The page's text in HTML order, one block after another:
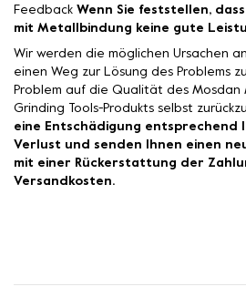
Feedback Wenn Sie feststellen,
mit Metallbindung keine gute
Wir werden die möglichen Ursachen
einen Weg zur Lösung des Problems
Problem auf die Qualität des Mosdan
Grinding Tools-Produkts selbst
eine Entschädigung entsprechend
Verlust und senden Ihnen einen
mit einer Rückerstattung der
Versandkosten.